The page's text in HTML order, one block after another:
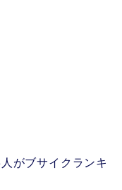
がブサイクランキ